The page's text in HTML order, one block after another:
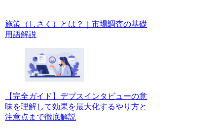
施策（しさく）とは？｜市場調査の基礎
用語解説
【完全ガイド】デプスインタビューの意
味を理解して効果を最大化するやり方と
注意点まで徹底解説